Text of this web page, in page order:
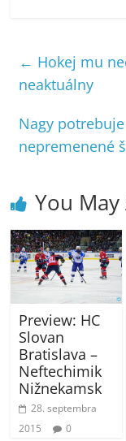
← Hokej mu
neaktuálny
Nagy
nepremenené
You
Preview: HC
Slovan
Bratislava –
Neftechimik
Nižnekamsk
28. septembra
2015
0